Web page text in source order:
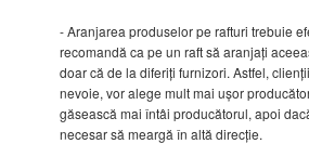
- Aranjarea produselor pe rafturi trebuie
recomandă ca pe un raft să aranjați
doar că de la diferiți furnizori. Astfel,
nevoie, vor alege mult mai ușor
găsească mai întâi producătorul, apoi
necesar să meargă în altă direcție.